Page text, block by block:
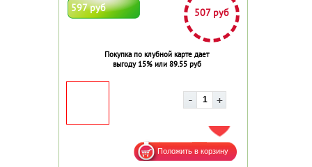
597 руб 507 руб
Покупка по клубной карте дает
выгоду 15% или 89.55 руб
ДОБАВИТЬ В ИЗБРАННОЕ